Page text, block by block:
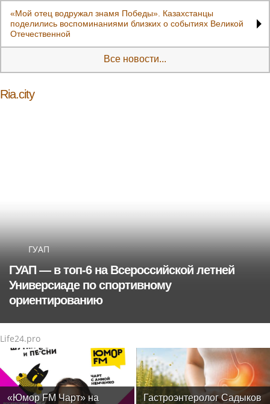
«Мой отец водружал знамя Победы». Казахстанцы
поделились воспоминаниями близких о событиях Великой
Отечественной
Все новости...
Ria.city
ГУАП
ГУАП — в топ‑6 на Всероссийской летней
Универсиаде по спортивному
ориентированию
Life24.pro
«Юмор FM Чарт» на
Гастроэнтеролог Садыков